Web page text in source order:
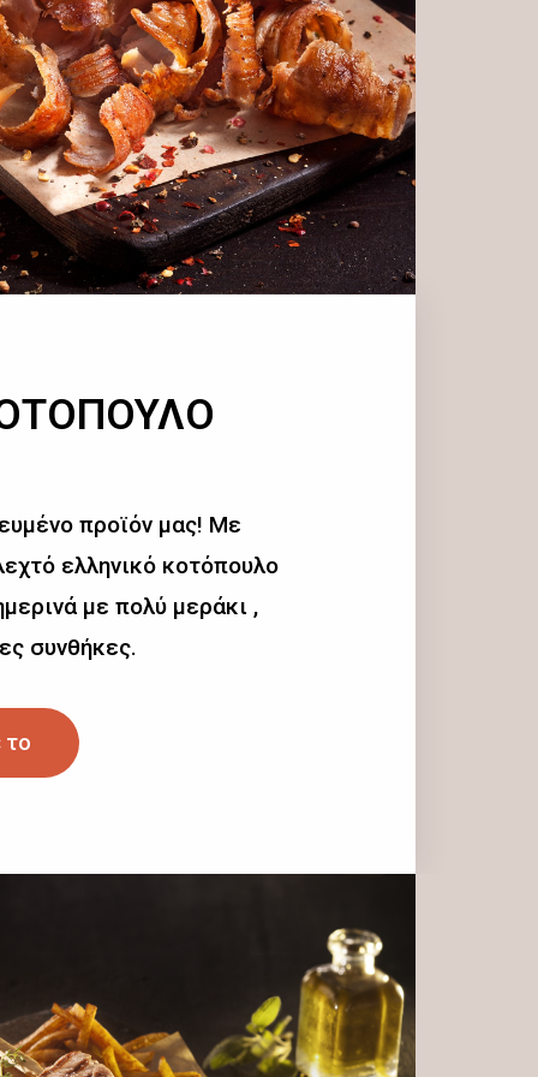
προϊόν μας! Με
ελληνικό κοτόπουλο
με πολύ μεράκι ,
συνθήκες.
το